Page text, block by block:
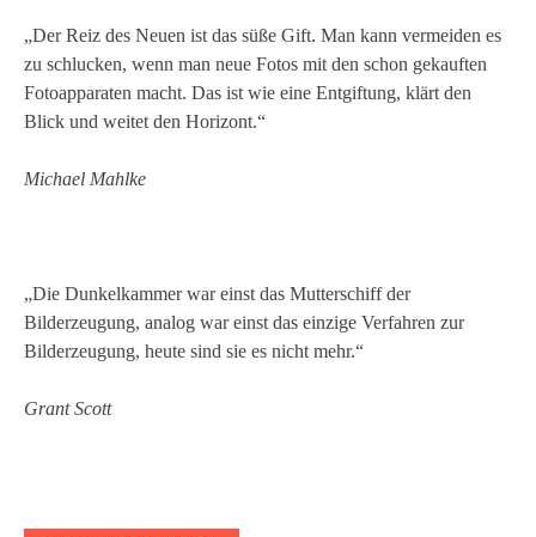
„Der Reiz des Neuen ist das süße Gift. Man kann vermeiden es
zu schlucken, wenn man neue Fotos mit den schon gekauften
Fotoapparaten macht. Das ist wie eine Entgiftung, klärt den
Blick und weitet den Horizont.“
Michael Mahlke
„Die Dunkelkammer war einst das Mutterschiff der
Bilderzeugung, analog war einst das einzige Verfahren zur
Bilderzeugung, heute sind sie es nicht mehr.“
Grant Scott